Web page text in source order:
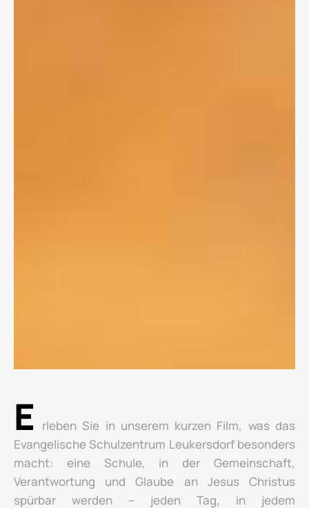
E
rleben Sie in unserem kurzen Film, was das
Evangelische Schulzentrum Leukersdorf besonders
macht: eine Schule, in der Gemeinschaft,
Verantwortung und Glaube an Jesus Christus
spürbar werden – jeden Tag, in jedem